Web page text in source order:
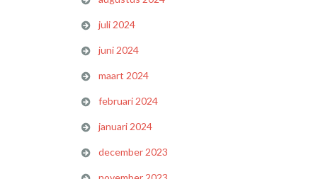
juli 2024
juni 2024
maart 2024
februari 2024
januari 2024
december 2023